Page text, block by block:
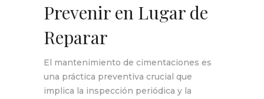
Prevenir en Lugar de
Reparar
El mantenimiento de cimentaciones es
una práctica preventiva crucial que
implica la inspección periódica y la